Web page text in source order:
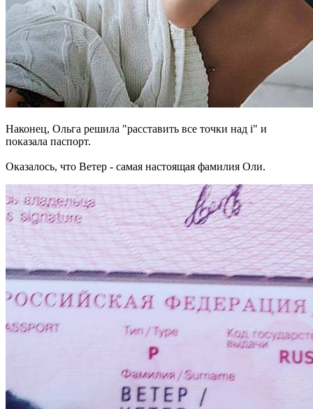
Наконец, Ольга решила "расставить все точки над i" и
показала паспорт.
Оказалось, что Ветер - самая настоящая фамилия Оли.